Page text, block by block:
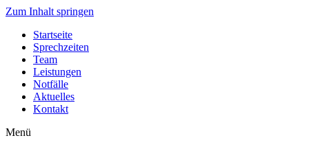
Zum Inhalt springen
Startseite
Sprechzeiten
Team
Leistungen
Notfälle
Aktuelles
Kontakt
Menü